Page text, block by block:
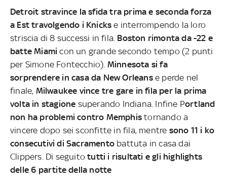
Detroit stravince la sfida tra prima e seconda forza
a Est travolgendo i Knicks e interrompendo la loro
striscia di 8 successi in fila. Boston rimonta da -22 e
batte Miami con un grande secondo tempo (2 punti
per Simone Fontecchio). Minnesota si fa
sorprendere in casa da New Orleanse perde nel
finale, Milwaukee vince tre gare in fila per la prima
volta in stagione superando Indiana. Infine Portland
non ha problemi contro Memphis tornando a
vincere dopo sei sconfitte in fila, mentre sono 11 i ko
consecutivi di Sacramento battuta in casa dai
Clippers. Di seguitotutti i risultati e gli highlights
delle 6 partite della notte